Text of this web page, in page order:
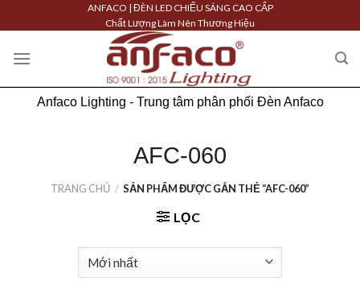
to
content
ANFACO | ĐÈN LED CHIẾU SÁNG CAO CẤP
Chất Lượng Làm Nên Thương Hiệu
Anfaco Lighting - Trung tâm phân phối Đèn Anfaco
AFC-060
TRANG CHỦ / SẢN PHẨM ĐƯỢC GẮN THẺ “AFC-060”
LỌC